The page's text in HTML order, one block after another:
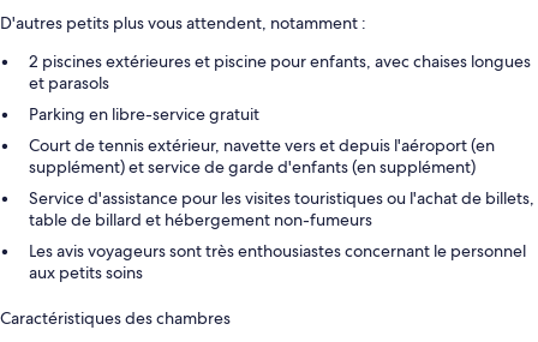
D'autres petits plus vous attendent, notamment :
2 piscines extérieures et piscine pour enfants, avec chaises longues
et parasols
Parking en libre-service gratuit
Court de tennis extérieur, navette vers et depuis l'aéroport (en
supplément) et service de garde d'enfants (en supplément)
Service d'assistance pour les visites touristiques ou l'achat de billets,
table de billard et hébergement non-fumeurs
Les avis voyageurs sont très enthousiastes concernant le personnel
aux petits soins
Caractéristiques des chambres